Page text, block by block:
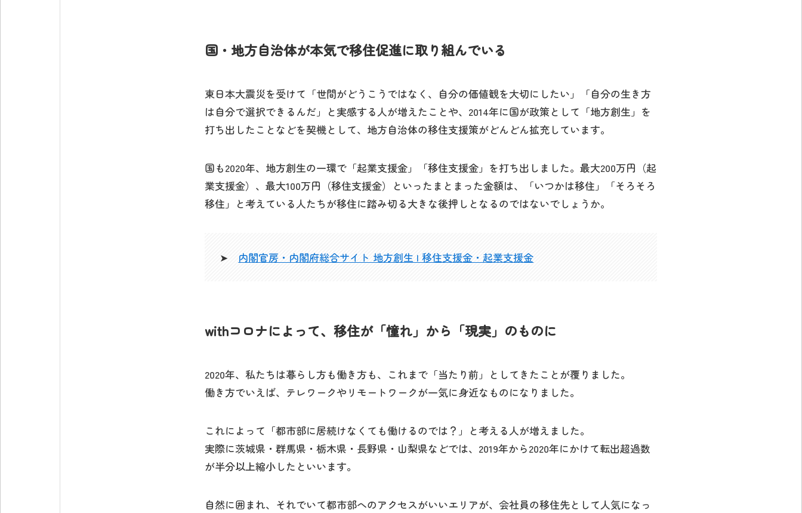
国・地方自治体が本気で移住促進に取り組んでいる
東日本大震災を受けて「世間がどうこうではなく、自分の価値観を大切にしたい」「自分の生き方
は自分で選択できるんだ」と実感する人が増えたことや、2014年に国が政策として「地方創生」を
打ち出したことなどを契機として、地方自治体の移住支援策がどんどん拡充しています。
国も2020年、地方創生の一環で「起業支援金」「移住支援金」を打ち出しました。最大200万円（起
業支援金）、最大100万円（移住支援金）といったまとまった金額は、「いつかは移住」「そろそろ
移住」と考えている人たちが移住に踏み切る大きな後押しとなるのではないでしょうか。
➤ 内閣官房・内閣府総合サイト 地方創生 | 移住支援金・起業支援金
withコロナによって、移住が「憧れ」から「現実」のものに
2020年、私たちは暮らし方も働き方も、これまで「当たり前」としてきたことが覆りました。
働き方でいえば、テレワークやリモートワークが一気に身近なものになりました。
これによって「都市部に居続けなくても働けるのでは？」と考える人が増えました。
実際に茨城県・群馬県・栃木県・長野県・山梨県などでは、2019年から2020年にかけて転出超過数
が半分以上縮小したといいます。
自然に囲まれ、それでいて都市部へのアクセスがいいエリアが、会社員の移住先として人気になっ